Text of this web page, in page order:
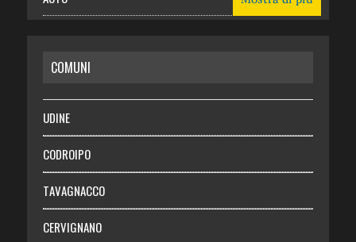
RISPARMIO
SALUTE
Necrologie
Chi siamo
Abbonati
COMUNI
UDINE
CODROIPO
TAVAGNACCO
CERVIGNANO